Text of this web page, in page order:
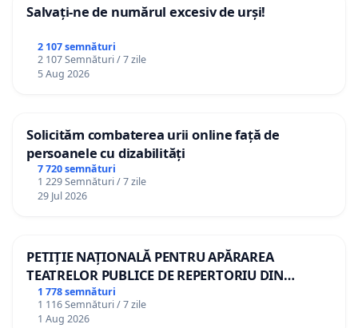
Solicit introducerea unui audit extern independent
4. Menținerea TVA scăzut la produsele esențiale
Alimentele de bază, medicamentele, utilitățile și
produsele pentru copii trebuie protejate de
5. Prioritizarea investițiilor în sănătate și educație
Aceste domenii reprezintă coloana vertebrală a
unei societăți funcționale. Solicit evitarea
Salvați-ne de numărul excesiv de urși!
2 107 semnături
2 107 Semnături / 7 zile
5 Aug 2026
Solicităm combaterea urii online față de
persoanele cu dizabilități
7 720 semnături
1 229 Semnături / 7 zile
29 Jul 2026
PETIȚIE NAȚIONALĂ PENTRU APĂRAREA
TEATRELOR PUBLICE DE REPERTORIU DIN
ROMÂNIA
1 778 semnături
1 116 Semnături / 7 zile
1 Aug 2026